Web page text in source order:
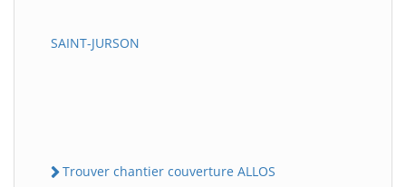
SAINT-JURSON
Trouver chantier couverture ALLOS